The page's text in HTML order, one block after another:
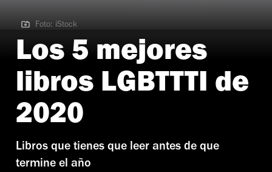
Foto: iStock
Foto: iStock
Los 5 mejores
libros LGBTTTI de
2020
Libros que tienes que leer antes de que
termine el año